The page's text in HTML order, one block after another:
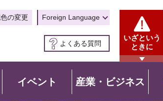
の変更 Foreign Language
よくある質問
いざという
ときに
イベント 産業・ビジネス